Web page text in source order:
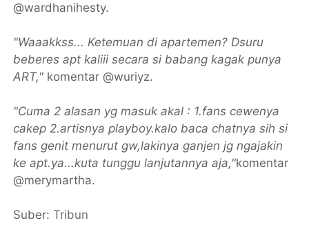
@wardhanihesty.
"Waaakkss... Ketemuan di apartemen? Dsuru
beberes apt kaliii secara si babang kagak punya
ART," komentar @wuriyz.
"Cuma 2 alasan yg masuk akal : 1.fans cewenya
cakep 2.artisnya playboy.kalo baca chatnya sih si
fans genit menurut gw,lakinya ganjen jg ngajakin
ke apt.ya...kuta tunggu lanjutannya aja,"komentar
@merymartha.
Suber: Tribun